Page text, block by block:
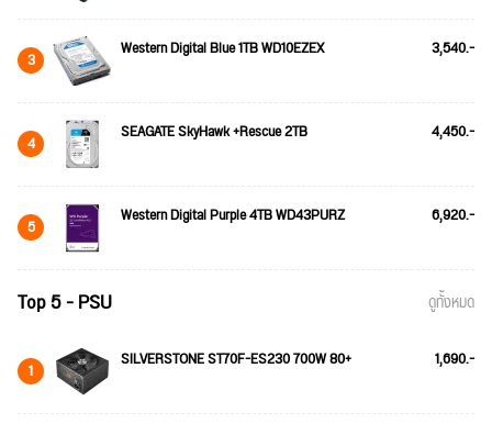
3 Western Digital Blue 1TB WD10EZEX 3,540.-
4 SEAGATE SkyHawk +Rescue 2TB 4,450.-
5 Western Digital Purple 4TB WD43PURZ 6,920.-
Top 5 - PSU ดูทั้งหมด
1 SILVERSTONE ST70F-ES230 700W 80+ 1,690.-